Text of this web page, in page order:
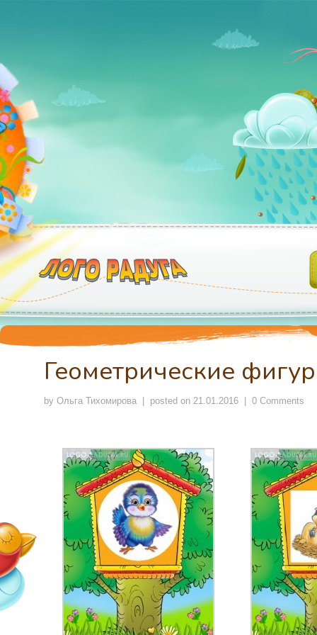
Геометрические
by Ольга Тихомирова | posted on 21.01.2016 0 Comments